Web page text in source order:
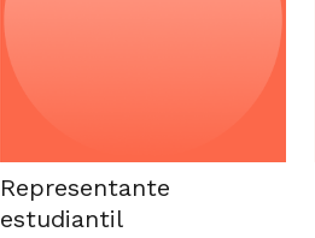
Representante
estudiantil